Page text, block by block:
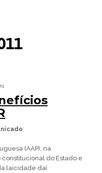
:
(AAP), na
do Estado e
laicidade daí